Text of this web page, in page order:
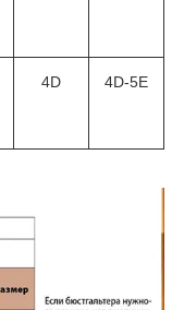
4D 4D-5E